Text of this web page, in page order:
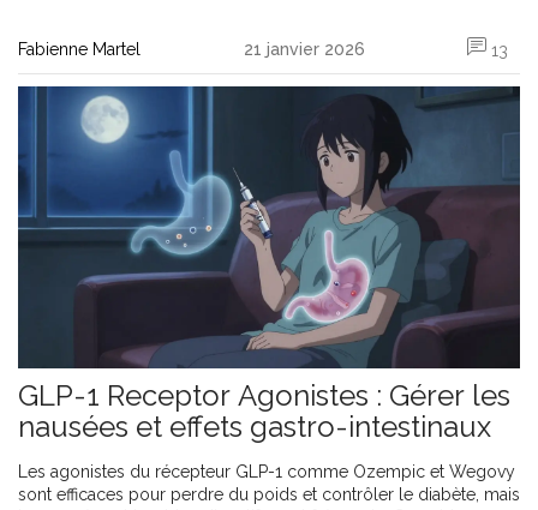
Fabienne Martel 21 janvier 2026 13
GLP-1 Receptor Agonistes : Gérer les
nausées et effets gastro-intestinaux
Les agonistes du récepteur GLP-1 comme Ozempic et Wegovy
sont efficaces pour perdre du poids et contrôler le diabète, mais